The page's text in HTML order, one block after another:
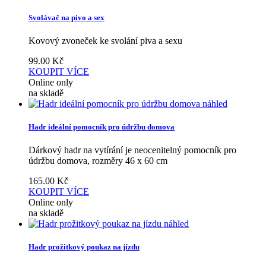
Svolávač na pivo a sex
Kovový zvoneček ke svolání piva a sexu
99.00 Kč
KOUPIT VÍCE
Online only
na skladě
náhled
Hadr ideální pomocník pro údržbu domova
Dárkový hadr na vytírání je neocenitelný pomocník pro
údržbu domova, rozměry 46 x 60 cm
165.00 Kč
KOUPIT VÍCE
Online only
na skladě
náhled
Hadr prožitkový poukaz na jízdu